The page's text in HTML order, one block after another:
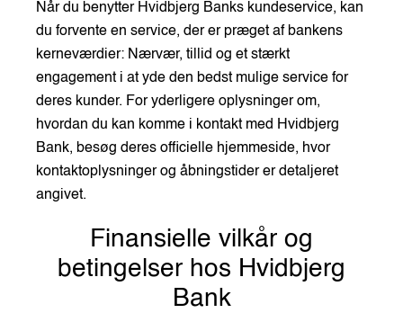
Når du benytter Hvidbjerg Banks kundeservice, kan
du forvente en service, der er præget af bankens
kerneværdier: Nærvær, tillid og et stærkt
engagement i at yde den bedst mulige service for
deres kunder. For yderligere oplysninger om,
hvordan du kan komme i kontakt med Hvidbjerg
Bank, besøg deres officielle hjemmeside, hvor
kontaktoplysninger og åbningstider er detaljeret
angivet.
Finansielle vilkår og
betingelser hos Hvidbjerg
Bank